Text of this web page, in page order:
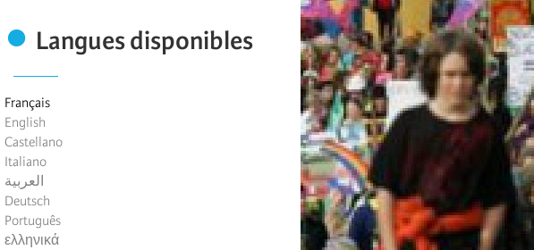
Langues disponibles
Français
English
Castellano
Italiano
العربية
Deutsch
Português
ελληνικά